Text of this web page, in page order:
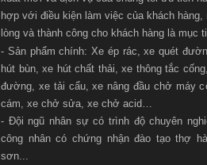
hợp với điều kiện làm việc của khách hàng,
lòng và thành công cho khách hàng là mục
- Sản phẩm chính: Xe ép rác, xe quét
hút bùn, xe hút chất thải, xe thông tắc
đường, xe tải cẩu, xe nâng đầu chở máy
cám, xe chở sửa, xe chở acid…
- Đội ngũ nhân sự có trình độ chuyên
công nhân có chứng nhận đào tạo thợ
sơn...